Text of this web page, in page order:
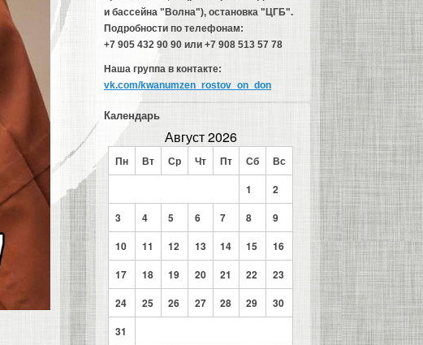
и бассейна "Волна"), остановка "ЦГБ".
Подробности по телефонам:
+7 905 432 90 90 или +7 908 513 57 78
Наша группа в контакте:
vk.com/kwanumzen_rostov_on_don
Календарь
Август 2026
Пн Вт Ср Чт Пт Сб
Вс
1
2
3
4 5 6 7 8
9
10
11 12 13 14 15
16
17
18 19 20 21 22
23
24
25 26 27 28 29
30
31